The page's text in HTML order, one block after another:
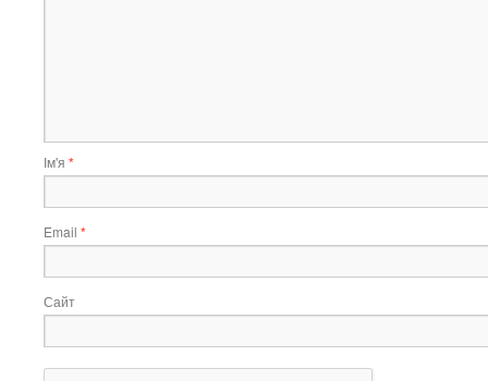
Ім'я *
Email *
Сайт